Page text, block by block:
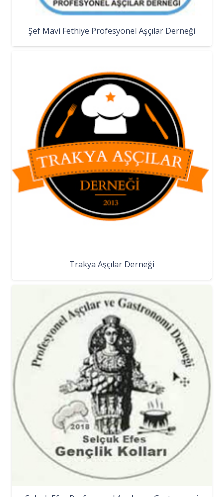
Şef Mavi Fethiye Profesyonel Aşçılar Derneği
Trakya Aşçılar Derneği